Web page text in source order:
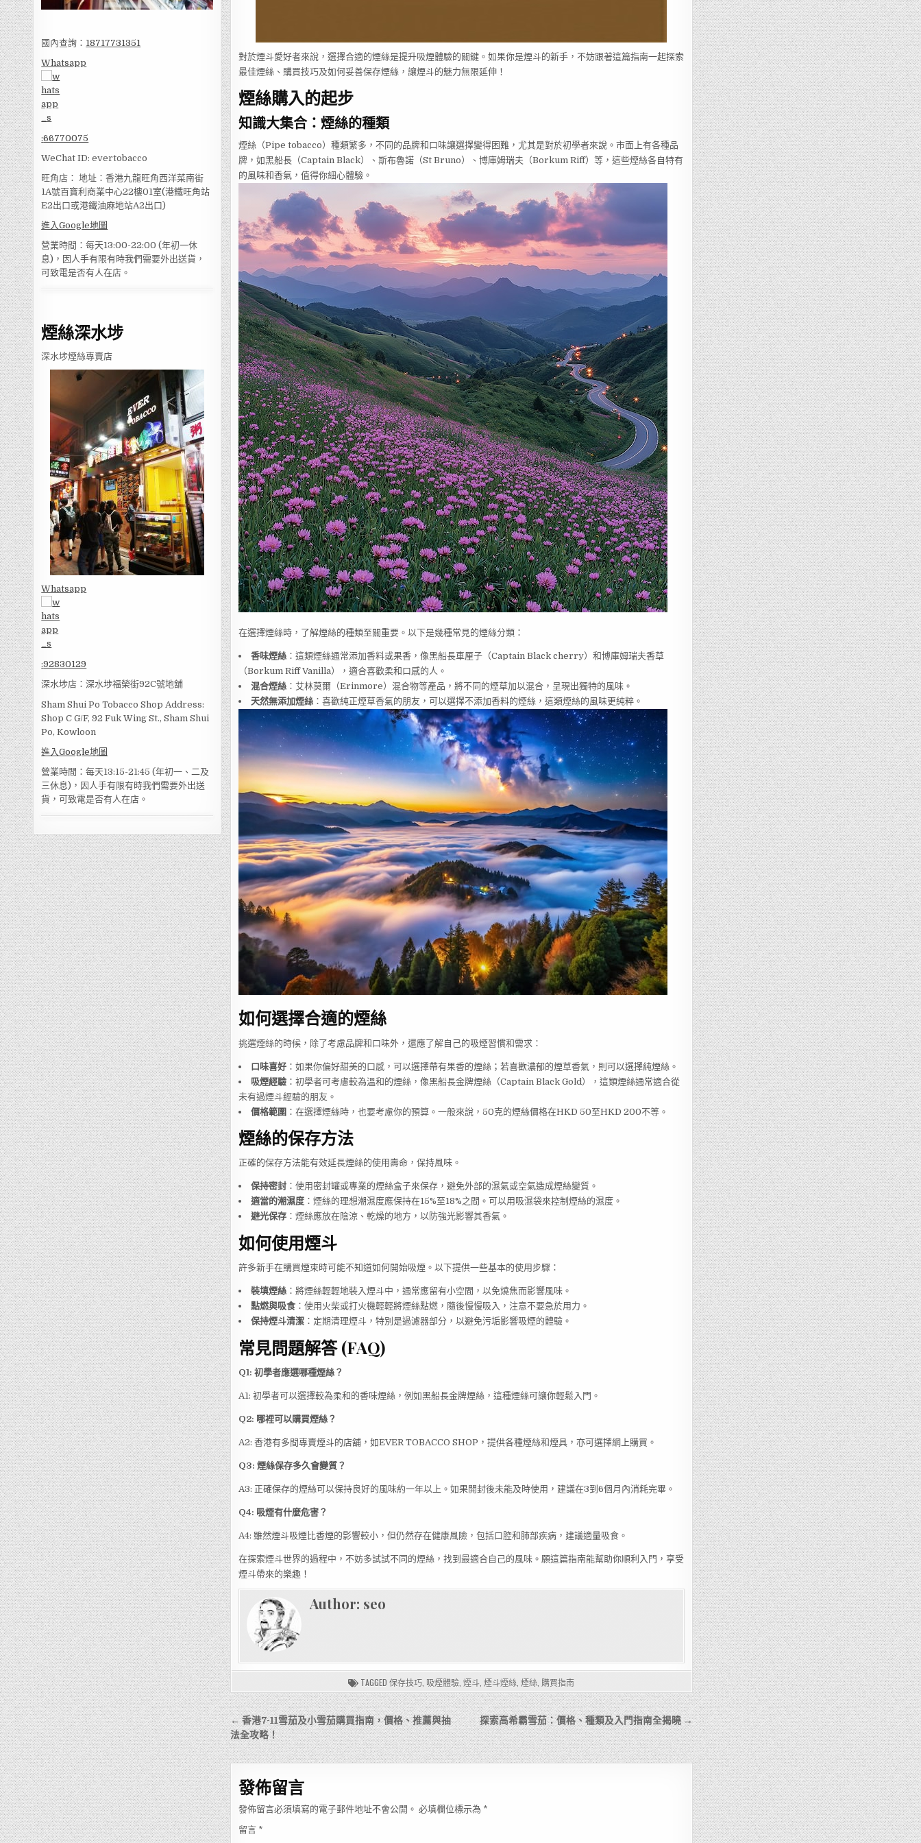
國內查詢： 18717731351
Whatsapp
:66770075
WeChat ID: evertobacco
旺角店： 地址：香港九龍旺角西洋菜南街
1A號百寶利商業中心22樓01室(港鐵旺角站
E2出口或港鐵油麻地站A2出口)
進入Google地圖
營業時間：每天13:00-22:00 (年初一休
息)，因人手有限有時我們需要外出送貨，
可致電是否有人在店。
煙絲深水埗
深水埗煙絲專賣店
Whatsapp
:92830129
深水埗店：深水埗福榮街92C號地舖
Sham Shui Po Tobacco Shop Address:
Shop C G/F, 92 Fuk Wing St., Sham Shui
Po, Kowloon
進入Google地圖
營業時間：每天13:15-21:45 (年初一、二及
三休息)，因人手有限有時我們需要外出送
貨，可致電是否有人在店。
對於煙斗愛好者來說，選擇合適的煙絲是提升吸煙體驗的關鍵。如果你是煙斗的新手，不妨跟著這篇指南一起探索
最佳煙絲、購買技巧及如何妥善保存煙絲，讓煙斗的魅力無限延伸！
煙絲購入的起步
知識大集合：煙絲的種類
煙絲（Pipe tobacco）種類繁多，不同的品牌和口味讓選擇變得困難，尤其是對於初學者來說。市面上有各種品
牌，如黑船長（Captain Black）、斯布魯諾（St Bruno）、博庫姆瑞夫（Borkum Riff）等，這些煙絲各自特有
的風味和香氣，值得你細心體驗。
在選擇煙絲時，了解煙絲的種類至關重要。以下是幾種常見的煙絲分類：
香味煙絲：這類煙絲通常添加香料或果香，像黑船長車厘子（Captain Black cherry）和博庫姆瑞夫香草
（Borkum Riff Vanilla），適合喜歡柔和口感的人。
混合煙絲：艾林莫爾（Erinmore）混合物等產品，將不同的煙草加以混合，呈現出獨特的風味。
天然無添加煙絲：喜歡純正煙草香氣的朋友，可以選擇不添加香料的煙絲，這類煙絲的風味更純粹。
如何選擇合適的煙絲
挑選煙絲的時候，除了考慮品牌和口味外，還應了解自己的吸煙習慣和需求：
口味喜好：如果你偏好甜美的口感，可以選擇帶有果香的煙絲；若喜歡濃郁的煙草香氣，則可以選擇純煙絲。
吸煙經驗：初學者可考慮較為溫和的煙絲，像黑船長金牌煙絲（Captain Black Gold），這類煙絲通常適合從
未有過煙斗經驗的朋友。
價格範圍：在選擇煙絲時，也要考慮你的預算。一般來說，50克的煙絲價格在HKD 50至HKD 200不等。
煙絲的保存方法
正確的保存方法能有效延長煙絲的使用壽命，保持風味。
保持密封：使用密封罐或專業的煙絲盒子來保存，避免外部的濕氣或空氣造成煙絲變質。
適當的潮濕度：煙絲的理想潮濕度應保持在15%至18%之間。可以用吸濕袋來控制煙絲的濕度。
避光保存：煙絲應放在陰涼、乾燥的地方，以防強光影響其香氣。
如何使用煙斗
許多新手在購買煙束時可能不知道如何開始吸煙。以下提供一些基本的使用步驟：
裝填煙絲：將煙絲輕輕地裝入煙斗中，通常應留有小空間，以免燒焦而影響風味。
點燃與吸食：使用火柴或打火機輕輕將煙絲點燃，隨後慢慢吸入，注意不要急於用力。
保持煙斗清潔：定期清理煙斗，特別是過濾器部分，以避免污垢影響吸煙的體驗。
常見問題解答 (FAQ)
Q1: 初學者應選哪種煙絲？
A1: 初學者可以選擇較為柔和的香味煙絲，例如黑船長金牌煙絲，這種煙絲可讓你輕鬆入門。
Q2: 哪裡可以購買煙絲？
A2: 香港有多間專賣煙斗的店舖，如EVER TOBACCO SHOP，提供各種煙絲和煙具，亦可選擇網上購買。
Q3: 煙絲保存多久會變質？
A3: 正確保存的煙絲可以保持良好的風味約一年以上。如果開封後未能及時使用，建議在3到6個月內消耗完畢。
Q4: 吸煙有什麼危害？
A4: 雖然煙斗吸煙比香煙的影響較小，但仍然存在健康風險，包括口腔和肺部疾病，建議適量吸食。
在探索煙斗世界的過程中，不妨多試試不同的煙絲，找到最適合自己的風味。願這篇指南能幫助你順利入門，享受
煙斗帶來的樂趣！
Author: seo
TAGGED保存技巧 吸煙體驗 ,煙斗 ,煙斗煙絲 ,煙絲 購買指南
文
章
導
覽
探索高希霸雪茄：價格、種類及入門指南全揭曉 →
← 香港7-11雪茄及小雪茄購買指南，價格、推薦與抽
法全攻略！
發佈留言
發佈留言必須填寫的電子郵件地址不會公開。 必填欄位標示為 *
留言 *